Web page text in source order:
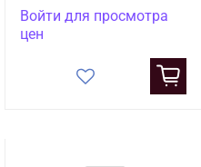
Войти для просмотра
цен